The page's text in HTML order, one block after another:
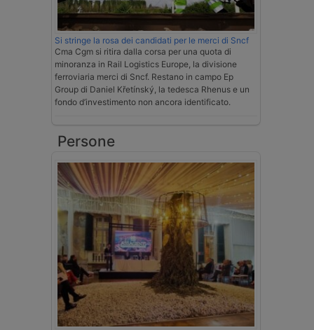
Si stringe la rosa dei candidati per le merci di Sncf
Cma Cgm si ritira dalla corsa per una quota di
minoranza in Rail Logistics Europe, la divisione
ferroviaria merci di Sncf. Restano in campo Ep
Group di Daniel Křetínský, la tedesca Rhenus e un
fondo d’investimento non ancora identificato.
Persone